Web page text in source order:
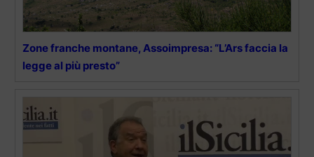
Zone franche montane, Assoimpresa: “L’Ars faccia la
legge al più presto”